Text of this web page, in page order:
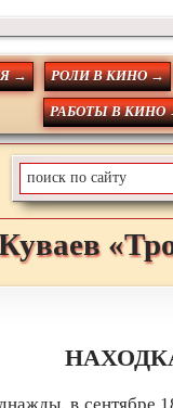
→ РОЛИ В КИНО →
РАБОТЫ В КИНО